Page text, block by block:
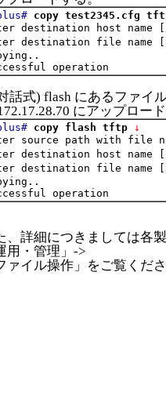
copy test2345.cfg
destination host name
destination file name
話式) flash にあるファイ
にアップロー
copy flash tftp ↓
source path with file
destination host name
destination file
、詳細につきましては各
用・管理」->
ァイル操作」をご覧くだ